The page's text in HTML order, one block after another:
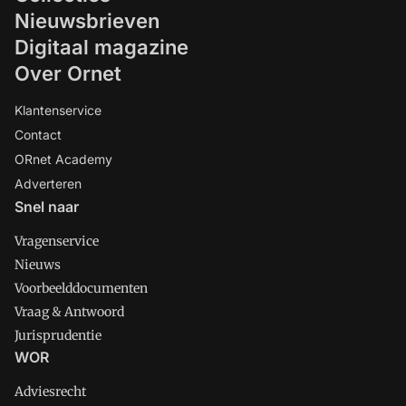
Nieuwsbrieven
Digitaal magazine
Over Ornet
Klantenservice
Contact
ORnet Academy
Adverteren
Snel naar
Vragenservice
Nieuws
Voorbeelddocumenten
Vraag & Antwoord
Jurisprudentie
WOR
Adviesrecht